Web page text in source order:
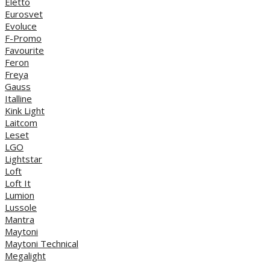
Eurosvet
Evoluce
F-Promo
Favourite
Feron
Freya
Gauss
Italline
Kink Light
Laitcom
Leset
LGO
Lightstar
Loft
Loft It
Lumion
Lussole
Mantra
Maytoni
Maytoni Technical
Megalight